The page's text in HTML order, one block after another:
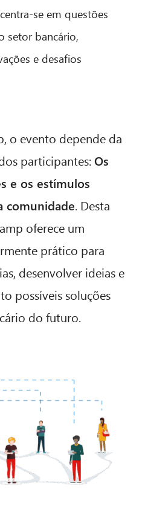
se em questões
setor bancário,
e desafios
o evento depende da
participantes:Os
e os estímulos
comunidade. Desta
oferece um
prático para
desenvolver ideias e
possíveis soluções
do futuro.